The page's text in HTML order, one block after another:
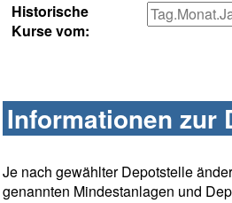
Historische
Kurse vom:
Informationen zur
Je nach gewählter Depotstelle
genannten Mindestanlagen und